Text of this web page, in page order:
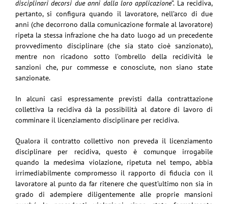
disciplinari decorsi due anni dalla loro applicazione”. La recidiva,
pertanto, si configura quando il lavoratore, nell’arco di due
anni (che decorrono dalla comunicazione formale al lavoratore)
ripeta la stessa infrazione che ha dato luogo ad un precedente
provvedimento disciplinare (che sia stato cioè sanzionato),
mentre non ricadono sotto l’ombrello della recidività le
sanzioni che, pur commesse e conosciute, non siano state
sanzionate.
In alcuni casi espressamente previsti dalla contrattazione
collettiva la recidiva dà la possibilità al datore di lavoro di
comminare il licenziamento disciplinare per recidiva.
Qualora il contratto collettivo non preveda il licenziamento
disciplinare per recidiva, questo è comunque irrogabile
quando la medesima violazione, ripetuta nel tempo, abbia
irrimediabilmente compromesso il rapporto di fiducia con il
lavoratore al punto da far ritenere che quest’ultimo non sia in
grado di adempiere diligentemente alle proprie mansioni